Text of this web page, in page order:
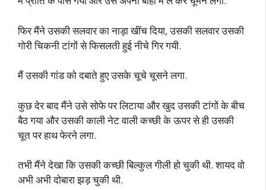
फिर मैंने उसकी सलवार का नाड़ा खींच दिया, उसकी सलवार उसकी
गोरी चिकनी टांगों से फिसलती हुई नीचे गिर गयी.
मैं उसकी गांड को दबाते हुए उसके चूचे चूसने लगा.
कुछ देर बाद मैंने उसे सोफे पर लिटाया और खुद उसकी टांगों के बीच
बैठ गया और उसकी काली नेट वाली कच्छी के ऊपर से ही उसकी
चूत पर हाथ फेरने लगा.
तभी मैंने देखा कि उसकी कच्छी बिल्कुल गीली हो चुकी थी. शायद वो
अभी अभी दोबारा झड़ चुकी थी.